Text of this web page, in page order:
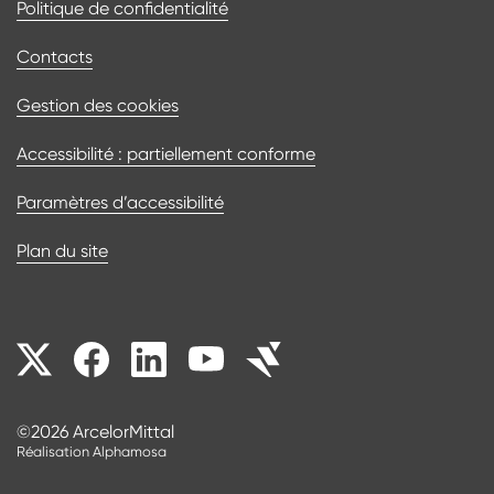
Politique de confidentialité
Contacts
Gestion des cookies
Accessibilité : partiellement conforme
Paramètres d’accessibilité
Plan du site
Nos réseaux sociaux
©2026 ArcelorMittal
Réalisation Alphamosa